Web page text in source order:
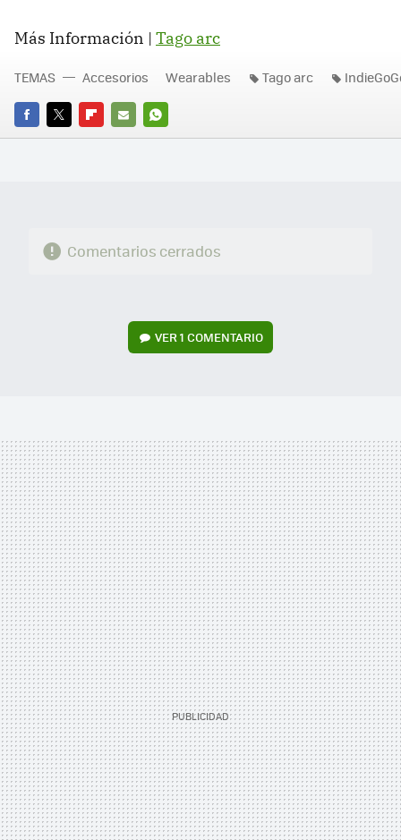
Más Información | Tago arc
FACEBOOK
TWITTERFLIPBOARD
E-
WHATSAPP
TEMAS Accesorios Wearables Tago arc
Comentarios cerrados
VER1 COMENTARIO